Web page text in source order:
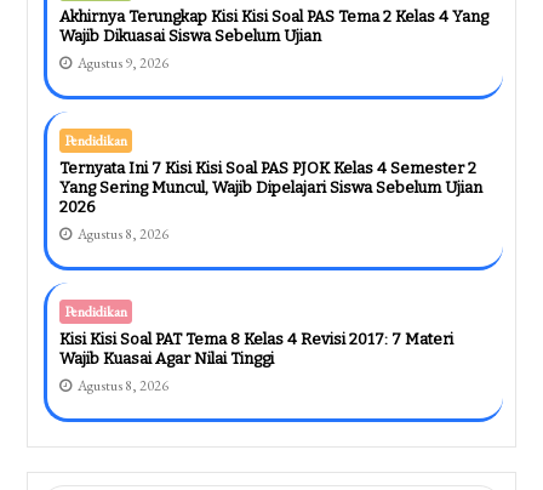
Akhirnya Terungkap Kisi Kisi Soal PAS Tema 2 Kelas 4 Yang
Wajib Dikuasai Siswa Sebelum Ujian
Agustus 9, 2026
Pendidikan
Ternyata Ini 7 Kisi Kisi Soal PAS PJOK Kelas 4 Semester 2
Yang Sering Muncul, Wajib Dipelajari Siswa Sebelum Ujian
2026
Agustus 8, 2026
Pendidikan
Kisi Kisi Soal PAT Tema 8 Kelas 4 Revisi 2017: 7 Materi
Wajib Kuasai Agar Nilai Tinggi
Agustus 8, 2026